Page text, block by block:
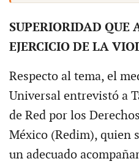
SUPERIORIDAD QUE
EJERCICIO DE LA
Respecto al tema, el
Universal entrevistó a
de Red por los
México (Redim), quien
un adecuado